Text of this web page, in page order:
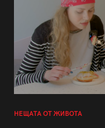
НЕЩАТА ОТ ЖИВОТА